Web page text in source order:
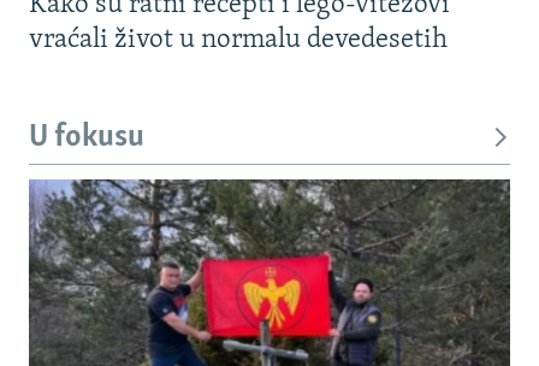
Kako su ratni recepti i lego-vitezovi
vraćali život u normalu devedesetih
U fokusu